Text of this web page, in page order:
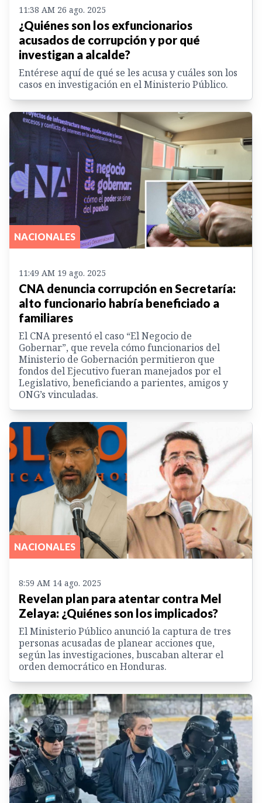
11:38 AM 26 ago. 2025
¿Quiénes son los exfuncionarios
acusados de corrupción y por qué
investigan a alcalde?
Entérese aquí de qué se les acusa y cuáles son los
casos en investigación en el Ministerio Público.
NACIONALES
11:49 AM 19 ago. 2025
CNA denuncia corrupción en Secretaría:
alto funcionario habría beneficiado a
familiares
El CNA presentó el caso “El Negocio de
Gobernar”, que revela cómo funcionarios del
Ministerio de Gobernación permitieron que
fondos del Ejecutivo fueran manejados por el
Legislativo, beneficiando a parientes, amigos y
ONG’s vinculadas.
NACIONALES
8:59 AM 14 ago. 2025
Revelan plan para atentar contra Mel
Zelaya: ¿Quiénes son los implicados?
El Ministerio Público anunció la captura de tres
personas acusadas de planear acciones que,
según las investigaciones, buscaban alterar el
orden democrático en Honduras.